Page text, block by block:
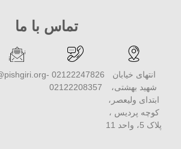
تماس با ما
انتهای خیابان
شهید بهشتی،
ابتدای ولیعصر،
کوچه پردیس ،
پلاک 5، واحد 11
02122247826 -
02122208357